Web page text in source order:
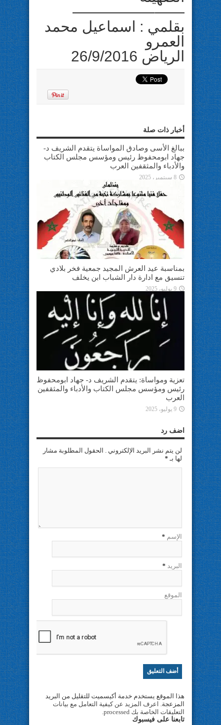
——–—————
بقلمي : اسماعيل محمد
العمرو
الرياض 26/9/2016
أخبار ذات صلة
ببالغ الأسى وصادق المواساة يتقدم الشريف د-
جهاد ابومحفوظ رئيس ومؤسس مجلس الكتاب
والأدباء والمثقفين العرب
8 سبتمبر، 2025
بمناسبة عيد العرش المجيد جمعية فخر بلادي
تنسيق مع ادارة دار الشباب ابن يخلف
9 يوليو، 2025
تعزية ومواساة: يتقدم الشريف د- جهاد ابومحفوظ
رئيس ومؤسس مجلس الكتاب والأدباء والمثقفين
العرب
9 يوليو، 2025
اضف رد
لن يتم نشر البريد الإلكتروني . الحقول المطلوبة مشار
لها بـ *
الإسم *
البريد *
الموقع
هذا الموقع يستخدم خدمة أكيسميت للتقليل من البريد
المزعجة. اعرف المزيد عن كيفية التعامل مع بيانات
التعليقات الخاصة بك processed
تابعنا على فيسبوك